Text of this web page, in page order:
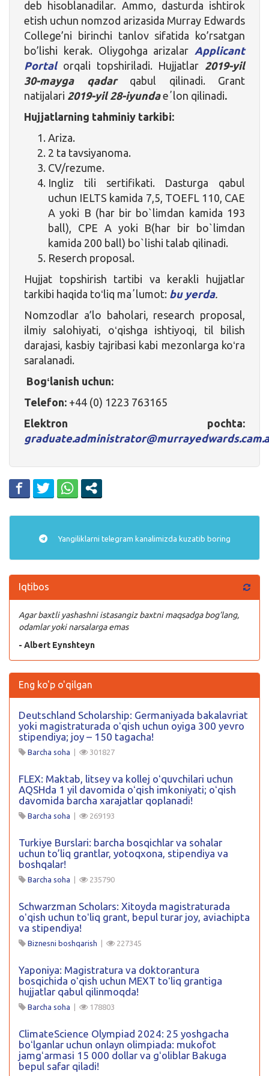
deb hisoblanadilar. Ammo, dasturda ishtirok
etish uchun nomzod arizasida Murray Edwards
College’ni birinchi tanlov sifatida ko’rsatgan
bo’lishi kerak. Oliygohga arizalar Applicant
Portalorqali topshiriladi. Hujjatlar 2019-yil
30-mayga qadar
qabul qilinadi. Grant
natijalari 2019-yil 28-iyundaeʼlon qilinadi.
Hujjatlarning tahminiy tarkibi:
Ariza.
2 ta tavsiyanoma.
CV/rezume.
Ingliz tili sertifikati. Dasturga qabul
uchun IELTS kamida 7,5, TOEFL 110, CAE
A yoki B (har bir bo`limdan kamida 193
ball), CPE A yoki B(har bir bo`limdan
kamida 200 ball) bo`lishi talab qilinadi.
Reserch proposal.
Hujjat topshirish tartibi va kerakli hujjatlar
tarkibi haqida toʻliq maʼlumot: bu yerda.
Nomzodlar a’lo baholari, research proposal,
ilmiy salohiyati, oʻqishga ishtiyoqi, til bilish
darajasi, kasbiy tajribasi kabi mezonlarga koʻra
saralanadi.
Bogʻlanish uchun:
Telefon: +44 (0) 1223 763165
Elektron pochta:
Yangiliklarni telegram kanalimizda kuzatib boring
Iqtibos
Agar baxtli yashashni istasangiz baxtni maqsadga bog’lang,
odamlar yoki narsalarga emas
- Albert Eynshteyn
Eng ko'p o'qilgan
Deutschland Scholarship: Germaniyada bakalavriat
yoki magistraturada oʻqish uchun oyiga 300 yevro
stipendiya; joy – 150 tagacha!
Barcha soha | 301827
FLEX: Maktab, litsey va kollej oʻquvchilari uchun
AQSHda 1 yil davomida oʻqish imkoniyati; oʻqish
davomida barcha xarajatlar qoplanadi!
Barcha soha | 269193
Turkiye Burslari: barcha bosqichlar va sohalar
uchun to’liq grantlar, yotoqxona, stipendiya va
boshqalar!
Barcha soha | 235790
Schwarzman Scholars: Xitoyda magistraturada
oʻqish uchun toʻliq grant, bepul turar joy, aviachipta
va stipendiya!
Biznesni boshqarish | 227345
Yaponiya: Magistratura va doktorantura
bosqichida oʻqish uchun MEXT toʻliq grantiga
hujjatlar qabul qilinmoqda!
Barcha soha | 178803
ClimateScience Olympiad 2024: 25 yoshgacha
boʻlganlar uchun onlayn olimpiada: mukofot
jamgʻarmasi 15 000 dollar va gʻoliblar Bakuga
bepul safar qiladi!